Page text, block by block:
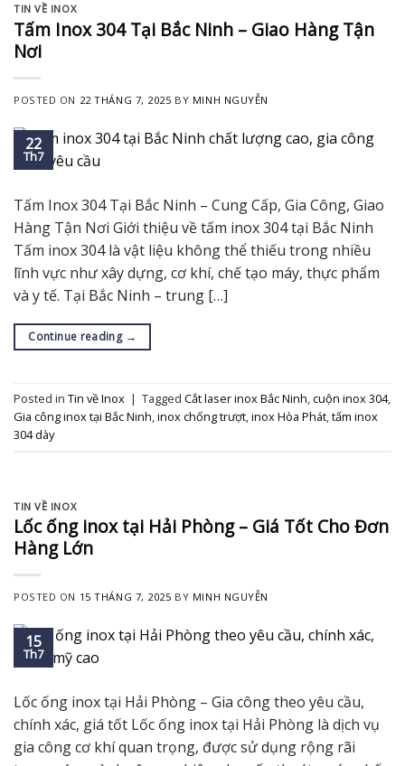
TIN VỀ INOX
Tấm Inox 304 Tại Bắc Ninh – Giao Hàng Tận
Nơi
POSTED ON 22 THÁNG 7, 2025 BY MINH NGUYỄN
22
Th7
Tấm Inox 304 Tại Bắc Ninh – Cung Cấp, Gia Công, Giao
Hàng Tận Nơi Giới thiệu về tấm inox 304 tại Bắc Ninh
Tấm inox 304 là vật liệu không thể thiếu trong nhiều
lĩnh vực như xây dựng, cơ khí, chế tạo máy, thực phẩm
và y tế. Tại Bắc Ninh – trung […]
Continue reading →
Posted in Tin về Inox | Tagged Cắt laser inox Bắc Ninh,cuộn inox 304,
Gia công inox tại Bắc Ninh,inox chống trượt,inox Hòa Phát,tấm inox
304 dày
TIN VỀ INOX
Lốc ống inox tại Hải Phòng – Giá Tốt Cho Đơn
Hàng Lớn
POSTED ON 15 THÁNG 7, 2025 BY MINH NGUYỄN
15
Th7
Lốc ống inox tại Hải Phòng – Gia công theo yêu cầu,
chính xác, giá tốt Lốc ống inox tại Hải Phòng là dịch vụ
gia công cơ khí quan trọng, được sử dụng rộng rãi